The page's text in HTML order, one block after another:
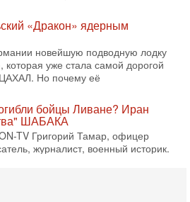
«Дракон» ядерным
новейшую подводную лодку
уже стала самой дорогой
Но почему её
бойцы Ливане? Иран
ШАБАКА
TV Григорий Тамар, офицер
журналист, военный историк.